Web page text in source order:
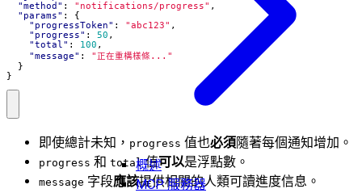
概述
MCP 服務器
"method" : "notifications/progress" ,
"params" :
{
"progressToken" : "abc123" ,
"progress" : 50 ,
"total" : 100 ,
"message" :
"正在重構樣條..."
}
}
即使總計未知， progress 值也必須隨著每個通知增加。
progress 和 total值可以是浮點數。
message 字段應該提供相關的人類可讀進度信息。